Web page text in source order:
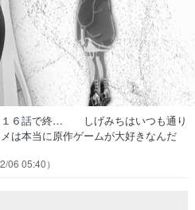
１６話で終… しげみちはいつも通り
本当に原作ゲームが大好きなんだ
の核心に迫るこの回は古の90〜ゼ
平和な世界線に来たと思ったらユ
06 05:40